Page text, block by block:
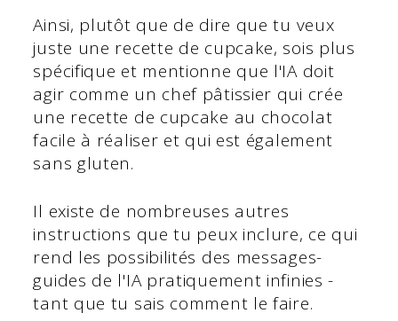
Ainsi, plutôt que de dire que tu veux
juste une recette de cupcake, sois plus
spécifique et mentionne que l'IA doit
agir comme un chef pâtissier qui crée
une recette de cupcake au chocolat
facile à réaliser et qui est également
sans gluten.
Il existe de nombreuses autres
instructions que tu peux inclure, ce qui
rend les possibilités des messages-
guides de l'IA pratiquement infinies -
tant que tu sais comment le faire.